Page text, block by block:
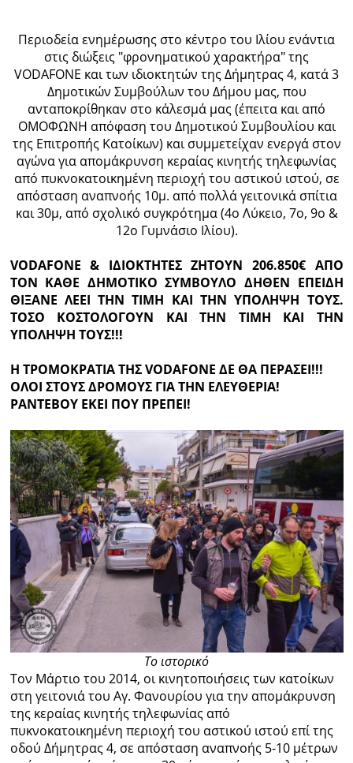
Ραδιόφωνο LIVE
Εκπομπές
Πολιτισμός
Περιοδεία ενημέρωσης στο κέντρο του Ιλίου ενάντια
στις διώξεις "φρονηματικού χαρακτήρα" της
VODAFONE και των ιδιοκτητών της Δήμητρας 4, κατά 3
Δημοτικών Συμβούλων του Δήμου μας, που
ανταποκρίθηκαν στο κάλεσμά μας (έπειτα και από
ΟΜΟΦΩΝΗ απόφαση του Δημοτικού Συμβουλίου και
της Επιτροπής Κατοίκων) και συμμετείχαν ενεργά στον
αγώνα για απομάκρυνση κεραίας κινητής τηλεφωνίας
από πυκνοκατοικημένη περιοχή του αστικού ιστού, σε
απόσταση αναπνοής 10μ. από πολλά γειτονικά σπίτια
και 30μ, από σχολικό συγκρότημα (4ο Λύκειο, 7ο, 9ο &
12ο Γυμνάσιο Ιλίου).
VODAFONE & ΙΔΙΟΚΤΗΤΕΣ ΖΗΤΟΥΝ 206.850€ ΑΠΟ
ΤΟΝ ΚΑΘΕ ΔΗΜΟΤΙΚΟ ΣΥΜΒΟΥΛΟ ΔΗΘΕΝ ΕΠΕΙΔΗ
ΘΙΞΑΝΕ ΛΕΕΙ ΤΗΝ ΤΙΜΗ ΚΑΙ ΤΗΝ ΥΠΟΛΗΨΗ ΤΟΥΣ.
ΤΟΣΟ ΚΟΣΤΟΛΟΓΟΥΝ ΚΑΙ ΤΗΝ ΤΙΜΗ ΚΑΙ ΤΗΝ
ΥΠΟΛΗΨΗ ΤΟΥΣ!!!
Η ΤΡΟΜΟΚΡΑΤΙΑ ΤΗΣ VODAFONE ΔΕ ΘΑ ΠΕΡΑΣΕΙ!!!
ΟΛΟΙ ΣΤΟΥΣ ΔΡΟΜΟΥΣ ΓΙΑ ΤΗΝ ΕΛΕΥΘΕΡΙΑ!
ΡΑΝΤΕΒΟΥ ΕΚΕΙ ΠΟΥ ΠΡΕΠΕΙ!
Το ιστορικό
Τον Μάρτιο του 2014, οι κινητοποιήσεις των κατοίκων
στη γειτονιά του Αγ. Φανουρίου για την απομάκρυνση
της κεραίας κινητής τηλεφωνίας από
πυκνοκατοικημένη περιοχή του αστικού ιστού επί της
οδού Δήμητρας 4, σε απόσταση αναπνοής 5-10 μέτρων